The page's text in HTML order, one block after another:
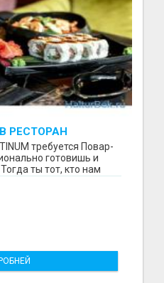
РЕСТОРАН
требуется Повар-
готовишь и
ты тот, кто нам